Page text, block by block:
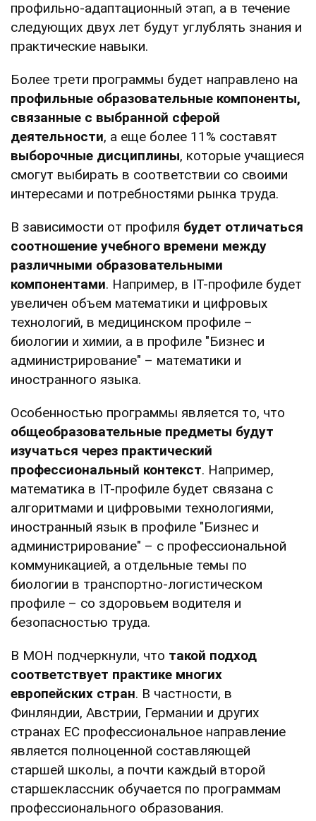
профильно-адаптационный этап, а в течение
следующих двух лет будут углублять знания и
практические навыки.
Более трети программы будет направлено на
профильные образовательные компоненты,
связанные с выбранной сферой
деятельности, а еще более 11% составят
выборочные дисциплины, которые учащиеся
смогут выбирать в соответствии со своими
интересами и потребностями рынка труда.
В зависимости от профиля будет отличаться
соотношение учебного времени между
различными образовательными
компонентами. Например, в ІТ-профиле будет
увеличен объем математики и цифровых
технологий, в медицинском профиле –
биологии и химии, а в профиле "Бизнес и
администрирование" – математики и
иностранного языка.
Особенностью программы является то, что
общеобразовательные предметы будут
изучаться через практический
профессиональный контекст. Например,
математика в ІТ-профиле будет связана с
алгоритмами и цифровыми технологиями,
иностранный язык в профиле "Бизнес и
администрирование" – с профессиональной
коммуникацией, а отдельные темы по
биологии в транспортно-логистическом
профиле – со здоровьем водителя и
безопасностью труда.
В МОН подчеркнули, что такой подход
соответствует практике многих
европейских стран. В частности, в
Финляндии, Австрии, Германии и других
странах ЕС профессиональное направление
является полноценной составляющей
старшей школы, а почти каждый второй
старшеклассник обучается по программам
профессионального образования.